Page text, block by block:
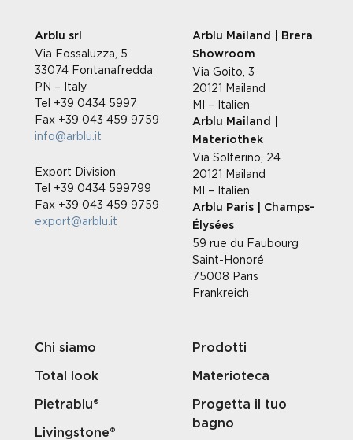
Arblu srl
Via Fossaluzza, 5
33074 Fontanafredda
PN – Italy
Tel +39 0434 5997
Fax +39 043 459 9759
info@arblu.it
Export Division
Tel +39 0434 599799
Fax +39 043 459 9759
export@arblu.it
Arblu Mailand | Brera
Showroom
Via Goito, 3
20121 Mailand
MI – Italien
Arblu Mailand |
Materiothek
Via Solferino, 24
20121 Mailand
MI – Italien
Arblu Paris | Champs-
Élysées
59 rue du Faubourg
Saint-Honoré
75008 Paris
Frankreich
Chi siamo
Total look
Pietrablu®
Livingstone®
Prodotti
Materioteca
Progetta il tuo
bagno